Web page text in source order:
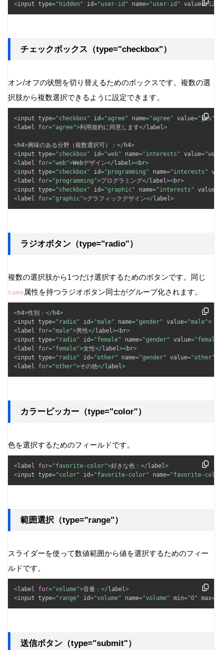
<input type="hidden" id="user-id" name="user-id" value=
チェックボックス（type="checkbox"）
オン/オフの状態を切り替えるためのボックスです。複数の選
択肢から複数選択できるように設定できます。
<input type="checkbox" id="agree" name="agree" value="yes"
<label for="agree">利用規約に同意します</ label>
<h4>興味のある分野（複数選択可）： </ h4>
<input type="checkbox" id="web" name="interests" value="web"
<label for="web">Webデザイン</ label><br>
<input type="checkbox" id="programming" name="interests"
<label for="programming">プログラミング</ label><br>
<input type="checkbox" id="graphic" name="interests" value
<label for="graphic">グラフィックデザイン</ label>
ラジオボタン（type="radio"）
複数の選択肢から1つだけ選択するためのボタンです。同じ
name属性を持つラジオボタン同士がグループ化されます。
<h4>性別： </ h4>
<input type="radio" id="male" name="gender" value="male">
<label for="male">男性</ label><br>
<input type="radio" id="female" name="gender" value="female"
<label for="female">女性</ label><br>
<input type="radio" id="other" name="gender" value="other"
<label for="other">その他</ label>
カラーピッカー（type="color"）
色を選択するためのフィールドです。
<label for="favorite-color">好きな色： </ label>
<input type="color" id="favorite-color" name="favorite-
範囲選択（type="range"）
スライダーを使って数値範囲から値を選択するためのフィー
ルドです。
<label for="volume">音量： </ label>
<input type="range" id="volume" name="volume" min="0" max=
送信ボタン（type="submit"）